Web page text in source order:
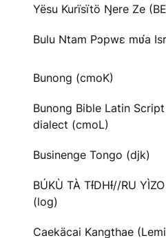
Yësu Kurïsïtö Ŋere Ze
Bulu Ntam Pɔpwɛ mʋ́a
Bunong (cmoK)
Bunong Bible Latin
dialect (cmoL)
Businenge Tongo (djk)
BÚKÙ TÀ TƗ́DHƗ́//RU
(log)
Caekäcai Kangthae